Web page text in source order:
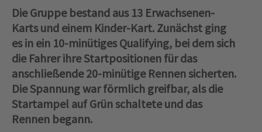
Die Gruppe bestand aus 13 Erwachsenen-
Karts und einem Kinder-Kart. Zunächst ging
es in ein 10-minütiges Qualifying, bei dem sich
die Fahrer ihre Startpositionen für das
anschließende 20-minütige Rennen sicherten.
Die Spannung war förmlich greifbar, als die
Startampel auf Grün schaltete und das
Rennen begann.